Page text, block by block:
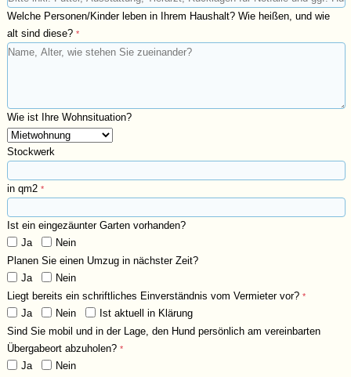
Welche Personen/Kinder leben in Ihrem Haushalt? Wie heißen, und wie
alt sind diese?*
Wie ist Ihre Wohnsituation?
Stockwerk
in qm2*
Ist ein eingezäunter Garten vorhanden?
Ja
Nein
Planen Sie einen Umzug in nächster Zeit?
Ja
Nein
Liegt bereits ein schriftliches Einverständnis vom Vermieter vor?*
Ja Nein
Ist aktuell in Klärung
Sind Sie mobil und in der Lage, den Hund persönlich am vereinbarten
Übergabeort abzuholen?*
Ja Nein